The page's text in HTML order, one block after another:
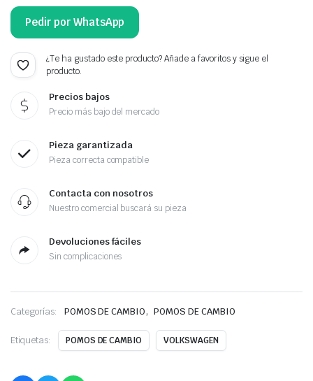
Pedir por WhatsApp
¿Te ha gustado este producto? Añade a favoritos y sigue el
producto.
Precios bajos
Precio más bajo del mercado
Pieza garantizada
Pieza correcta compatible
Contacta con nosotros
Nuestro comercial buscará su pieza
Devoluciones fáciles
Sin complicaciones
Categorías: POMOS DE CAMBIO, POMOS DE CAMBIO
Etiquetas: POMOS DE CAMBIO VOLKSWAGEN